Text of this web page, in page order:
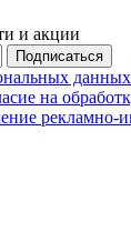
и акции
Подписаться
данных
на